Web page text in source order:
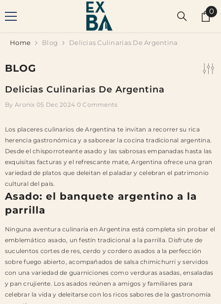
00
Home Blog Delicias Culinarias De Argentina
BLOG
Delicias Culinarias De Argentina
By Aronix 05 Dec 2024 0 Comments
Los placeres culinarios de Argentina te invitan a recorrer su rica
herencia gastronómica y a saborear la cocina tradicional argentina.
Desde el chisporroteante asado y las sabrosas empanadas hasta las
exquisitas facturas y el refrescante mate, Argentina ofrece una gran
variedad de platos que deleitan el paladar y celebran el patrimonio
cultural del país.
Asado: el banquete argentino a la
parrilla
Ninguna aventura culinaria en Argentina está completa sin probar el
emblemático asado, un festín tradicional a la parrilla. Disfrute de
suculentos cortes de res, cerdo y cordero asados ​​a la perfección
sobre fuego abierto, acompañados de salsa chimichurri y servidos
con una variedad de guarniciones como verduras asadas, ensaladas
y pan crujiente. Los asados ​​reúnen a amigos y familiares para
celebrar la vida y deleitarse con los ricos sabores de la gastronomía